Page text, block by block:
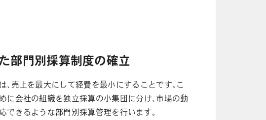
部門別採算制度の確立
、売上を最大にして経費を最小にすることです。こ
に会社の組織を独立採算の小集団に分け、市場の動
できるような部門別採算管理を行います。